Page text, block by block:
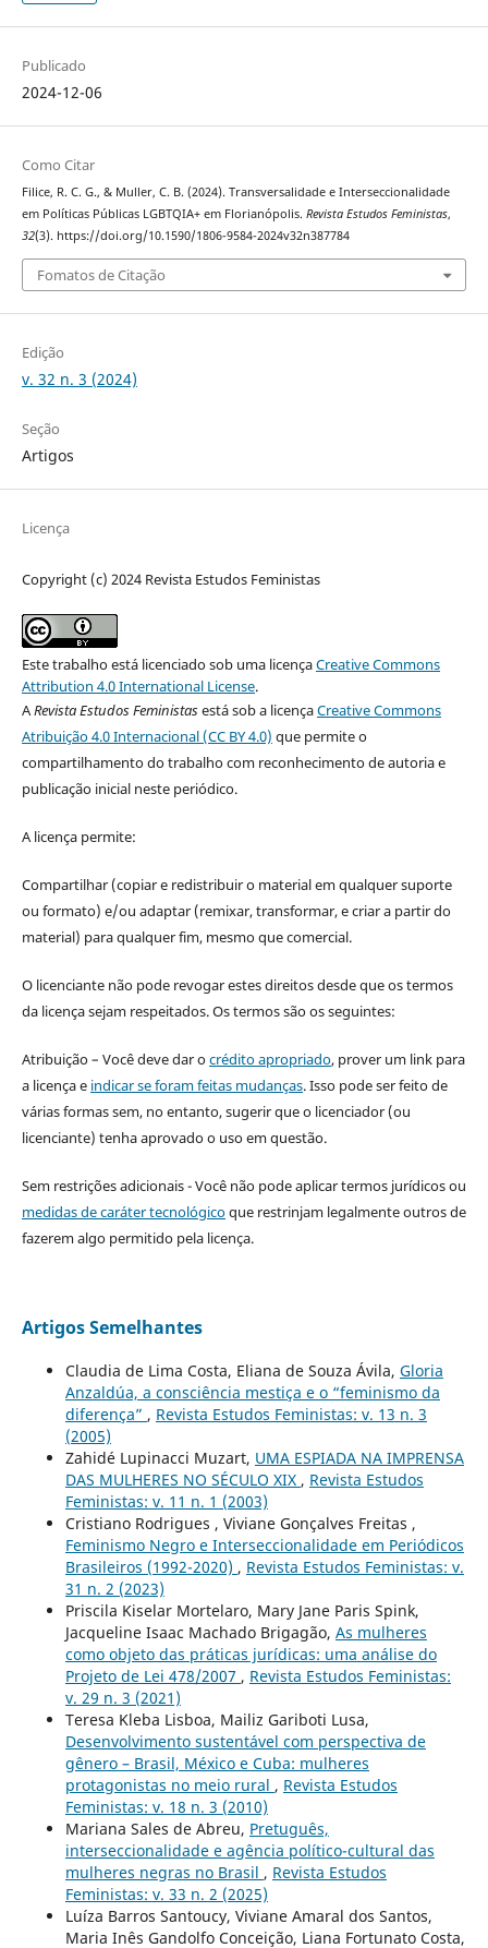
Publicado
2024-12-06
Como Citar
Filice, R. C. G., & Muller, C. B. (2024). Transversalidade e Interseccionalidade
em Políticas Públicas LGBTQIA+ em Florianópolis. Revista Estudos Feministas,
32(3). https://doi.org/10.1590/1806-9584-2024v32n387784
Fomatos de Citação
Edição
v. 32 n. 3 (2024)
Seção
Artigos
Licença
Copyright (c) 2024 Revista Estudos Feministas
Este trabalho está licenciado sob uma licençaCreative Commons
Attribution 4.0 International License.
ARevista Estudos Feministasestá sob a licençaCreative Commons
Atribuição 4.0 Internacional (CC BY 4.0) que permite o
compartilhamento do trabalho com reconhecimento de autoria e
publicação inicial neste periódico.
A licença permite:
Compartilhar (copiar e redistribuir o material em qualquer suporte
ou formato) e/ou adaptar (remixar, transformar, e criar a partir do
material) para qualquer fim, mesmo que comercial.
O licenciante não pode revogar estes direitos desde que os termos
da licença sejam respeitados. Os termos são os seguintes:
Atribuição – Você deve dar ocrédito apropriado, prover um link para
a licença e indicar se foram feitas mudanças. Isso pode ser feito de
várias formas sem, no entanto, sugerir que o licenciador (ou
licenciante) tenha aprovado o uso em questão.
Sem restrições adicionais - Você não pode aplicar termos jurídicos ou
medidas de caráter tecnológicoque restrinjam legalmente outros de
fazerem algo permitido pela licença.
Artigos Semelhantes
Claudia de Lima Costa, Eliana de Souza Ávila, Gloria
Anzaldúa, a consciência mestiça e o “feminismo da
diferença” , Revista Estudos Feministas: v. 13 n. 3
(2005)
Zahidé Lupinacci Muzart, UMA ESPIADA NA IMPRENSA
DAS MULHERES NO SÉCULO XIX , Revista Estudos
Feministas: v. 11 n. 1 (2003)
Cristiano Rodrigues , Viviane Gonçalves Freitas ,
Feminismo Negro e Interseccionalidade em Periódicos
Brasileiros (1992-2020) , Revista Estudos Feministas: v.
31 n. 2 (2023)
Priscila Kiselar Mortelaro, Mary Jane Paris Spink,
Jacqueline Isaac Machado Brigagão, As mulheres
como objeto das práticas jurídicas: uma análise do
Projeto de Lei 478/2007 , Revista Estudos Feministas:
v. 29 n. 3 (2021)
Teresa Kleba Lisboa, Mailiz Gariboti Lusa,
Desenvolvimento sustentável com perspectiva de
gênero – Brasil, México e Cuba: mulheres
protagonistas no meio rural , Revista Estudos
Feministas: v. 18 n. 3 (2010)
Mariana Sales de Abreu, Pretuguês,
interseccionalidade e agência político-cultural das
mulheres negras no Brasil , Revista Estudos
Feministas: v. 33 n. 2 (2025)
Luíza Barros Santoucy, Viviane Amaral dos Santos,
Maria Inês Gandolfo Conceição, Liana Fortunato Costa,